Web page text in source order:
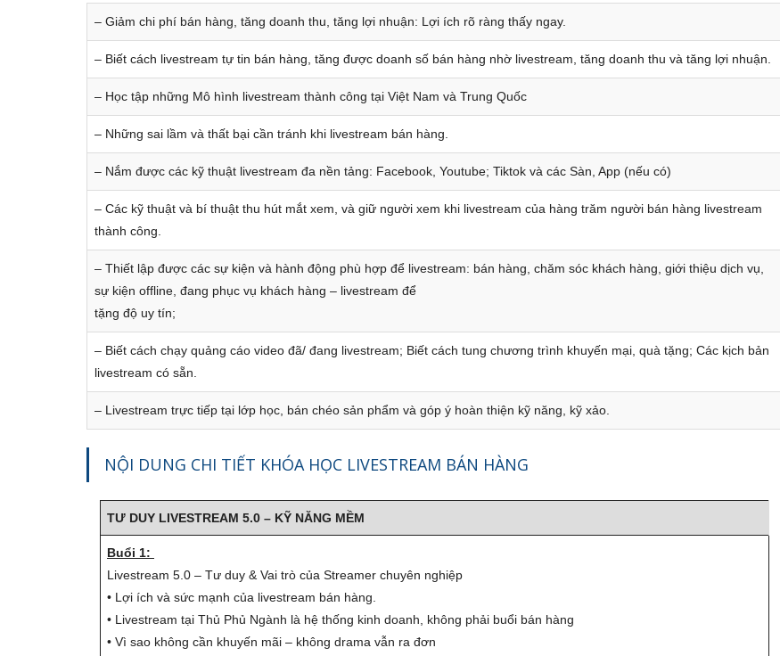
– Giảm chi phí bán hàng, tăng doanh thu, tăng lợi nhuận: Lợi ích rõ ràng thấy ngay.
– Biết cách livestream tự tin bán hàng, tăng được doanh số bán hàng nhờ livestream, tăng doanh thu và tăng lợi nhuận.
– Học tập những Mô hình livestream thành công tại Việt Nam và Trung Quốc
– Những sai lầm và thất bại cần tránh khi livestream bán hàng.
– Nắm được các kỹ thuật livestream đa nền tảng: Facebook, Youtube; Tiktok và các Sàn, App (nếu có)
– Các kỹ thuật và bí thuật thu hút mắt xem, và giữ người xem khi livestream của hàng trăm người bán hàng livestream
thành công.
– Thiết lập được các sự kiện và hành động phù hợp để livestream: bán hàng, chăm sóc khách hàng, giới thiệu dịch vụ,
sự kiện offline, đang phục vụ khách hàng – livestream để
tặng độ uy tín;
– Biết cách chạy quảng cáo video đã/ đang livestream; Biết cách tung chương trình khuyến mại, quà tặng; Các kịch bản
livestream có sẵn.
– Livestream trực tiếp tại lớp học, bán chéo sản phẩm và góp ý hoàn thiện kỹ năng, kỹ xảo.
NỘI DUNG CHI TIẾT KHÓA HỌC LIVESTREAM BÁN HÀNG
TƯ DUY LIVESTREAM 5.0 – KỸ NĂNG MỀM
Buổi 1:
Livestream 5.0 – Tư duy & Vai trò của Streamer chuyên nghiệp
• Lợi ích và sức mạnh của livestream bán hàng.
• Livestream tại Thủ Phủ Ngành là hệ thống kinh doanh, không phải buổi bán hàng
• Vì sao không cần khuyến mãi – không drama vẫn ra đơn
6 CPO - Giám đốc sản xuất chuyên nghiệp (-50%)
[ZOOM ONLINE] Khoá học Nâng cao Năng lực Cho Quản Lý Cấp Trung (-50% còn
087.947.3579